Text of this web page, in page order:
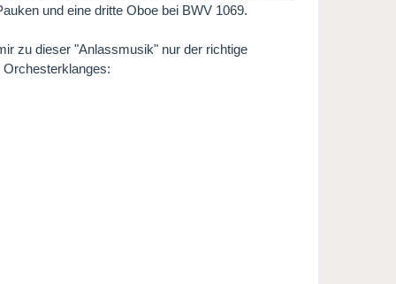
und eine dritte Oboe bei BWV 1069.
zu dieser "Anlassmusik" nur der richtige